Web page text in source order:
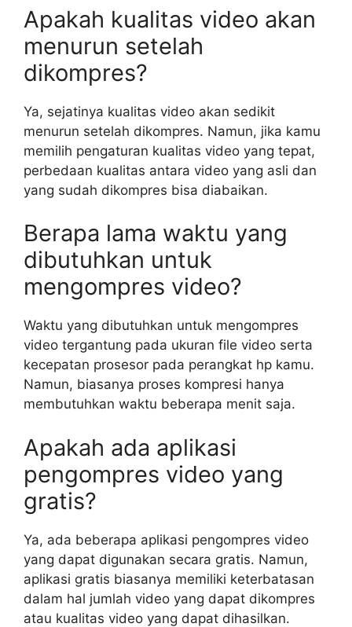
Apakah kualitas video akan
menurun setelah
dikompres?
Ya, sejatinya kualitas video akan sedikit
menurun setelah dikompres. Namun, jika kamu
memilih pengaturan kualitas video yang tepat,
perbedaan kualitas antara video yang asli dan
yang sudah dikompres bisa diabaikan.
Berapa lama waktu yang
dibutuhkan untuk
mengompres video?
Waktu yang dibutuhkan untuk mengompres
video tergantung pada ukuran file video serta
kecepatan prosesor pada perangkat hp kamu.
Namun, biasanya proses kompresi hanya
membutuhkan waktu beberapa menit saja.
Apakah ada aplikasi
pengompres video yang
gratis?
Ya, ada beberapa aplikasi pengompres video
yang dapat digunakan secara gratis. Namun,
aplikasi gratis biasanya memiliki keterbatasan
dalam hal jumlah video yang dapat dikompres
atau kualitas video yang dapat dihasilkan.